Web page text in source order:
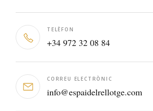
TELÈFON
+34 972 32 08 84
CORREU ELECTRÒNIC
info@espaidelrellotge.com